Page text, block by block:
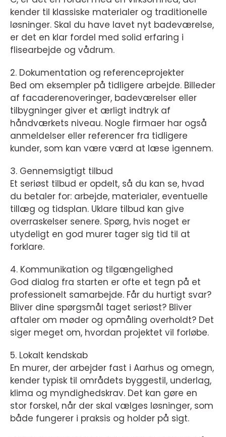
kender til klassiske materialer og traditionelle
løsninger. Skal du have lavet nyt badeværelse,
er det en klar fordel med solid erfaring i
flisearbejde og vådrum.
2. Dokumentation og referenceprojekter
Bed om eksempler på tidligere arbejde. Billeder
af facaderenoveringer, badeværelser eller
tilbygninger giver et ærligt indtryk af
håndværkets niveau. Nogle firmaer har også
anmeldelser eller referencer fra tidligere
kunder, som kan være værd at læse igennem.
3. Gennemsigtigt tilbud
Et seriøst tilbud er opdelt, så du kan se, hvad
du betaler for: arbejde, materialer, eventuelle
tillæg og tidsplan. Uklare tilbud kan give
overraskelser senere. Spørg, hvis noget er
utydeligt en god murer tager sig tid til at
forklare.
4. Kommunikation og tilgængelighed
God dialog fra starten er ofte et tegn på et
professionelt samarbejde. Får du hurtigt svar?
Bliver dine spørgsmål taget seriøst? Bliver
aftaler om møder og opmåling overholdt? Det
siger meget om, hvordan projektet vil forløbe.
5. Lokalt kendskab
En murer, der arbejder fast i Aarhus og omegn,
kender typisk til områdets byggestil, underlag,
klima og myndighedskrav. Det kan gøre en
stor forskel, når der skal vælges løsninger, som
både fungerer i praksis og holder på sigt.